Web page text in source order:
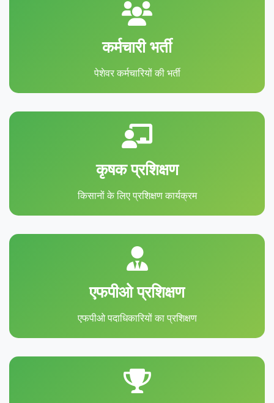
कर्मचारी भर्ती
पेशेवर कर्मचारियों की भर्ती
कृषक प्रशिक्षण
किसानों के लिए प्रशिक्षण कार्यक्रम
एफपीओ प्रशिक्षण
एफपीओ पदाधिकारियों का प्रशिक्षण